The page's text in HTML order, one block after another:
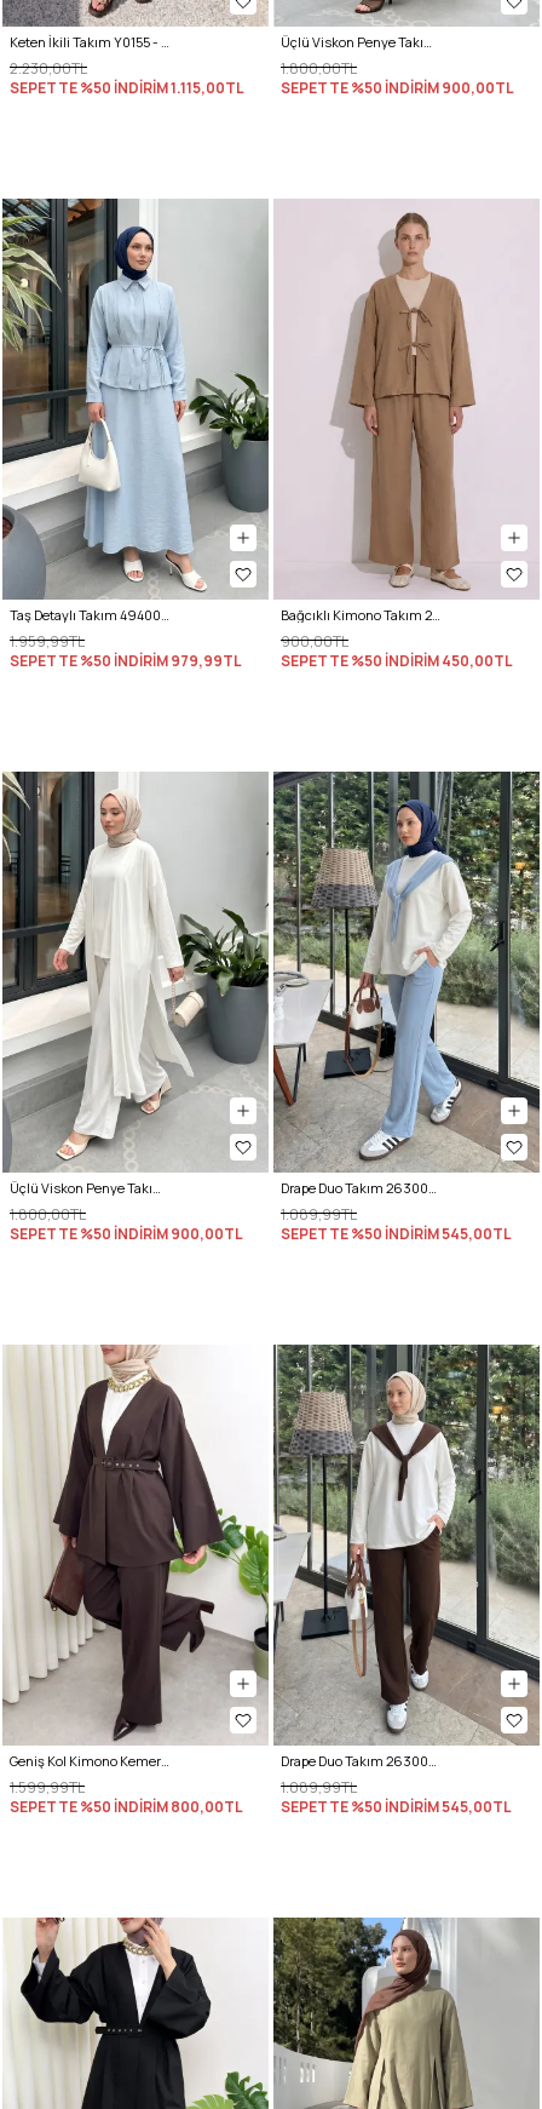
Keten İkili Takım Y0155 - EKRU
2.230,00TL
SEPETTE %50 İNDİRİM1.115,00TL
Üçlü Viskon Penye Takım 13205 - VİZON
1.800,00TL
SEPETTE %50 İNDİRİM900,00TL
Taş Detaylı Takım 494004 - BEBE MAVİSİ
1.959,99TL
SEPETTE %50 İNDİRİM979,99TL
Bağcıklı Kimono Takım 26610 - BİSKÜVİ
900,00TL
SEPETTE %50 İNDİRİM450,00TL
Üçlü Viskon Penye Takım 13205 - KREM
1.800,00TL
SEPETTE %50 İNDİRİM900,00TL
Drape Duo Takım 263006 - BEBE MAVİSİ
1.089,99TL
SEPETTE %50 İNDİRİM545,00TL
Geniş Kol Kimono Kemerli Pantolon Takım 0047 - KAHVERENGİ
1.599,99TL
SEPETTE %50 İNDİRİM800,00TL
Drape Duo Takım 263006 - KOYU KAHVE
1.089,99TL
SEPETTE %50 İNDİRİM545,00TL